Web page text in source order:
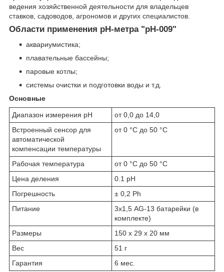
ведения хозяйственной деятельности для владельцев
ставков, садоводов, агрономов и других специалистов.
Области применения pH-метра "pH-009"
аквариумистика;
плавательные бассейны;
паровые котлы;
системы очистки и подготовки воды и т.д.
Основные
Диапазон измерения pH
от 0,0 до 14,0
Встроенный сенсор для
автоматической
компенсации температуры
от 0 °C до 50 °C
Рабочая температура
от 0 °C до 50 °C
Цена деления
0.1 pH
Погрешность
± 0,2 Ph
Питание
3х1,5 AG-13 батарейки (в
комплекте)
Размеры
150 х 29 х 20 мм
Вес
51 г
Гарантия
6 мес.